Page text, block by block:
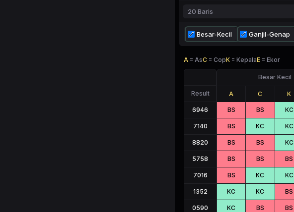
20 Baris
Besar-Kecil Ganjil-Genap
A = AsC = CopK = KepalaE = Ekor
Result
6946
7140
8820
5758
7016
1352
0590
Besar Kecil
A C K
BS BS KC
BS KC KC
BS BS KC
BS BS BS
BS KC KC
KC KC BS
KC BS BS